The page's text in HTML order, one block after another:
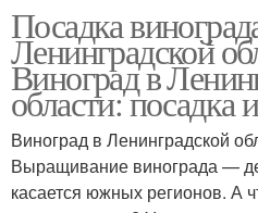
Посадка
Ленинградской
Виноград в
области: посадка
Виноград в Ленинградской
Выращивание винограда —
касается южных регионов. А